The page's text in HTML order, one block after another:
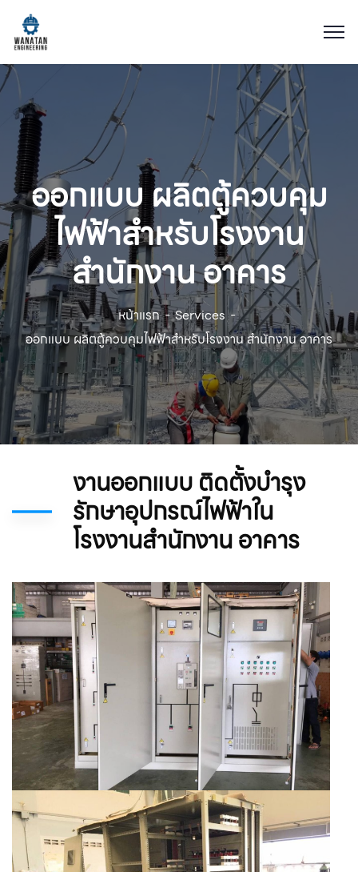
ออกแบบ ผลิตตู้ควบคุม
ไฟฟ้าสำหรับโรงงาน
สำนักงาน อาคาร
หน้าแรก
Services
ออกแบบ ผลิตตู้ควบคุมไฟฟ้าสำหรับโรงงาน สำนักงาน อาคาร
งานออกแบบ ติดตั้งบำรุง
รักษาอุปกรณ์ไฟฟ้าใน
โรงงานสำนักงาน อาคาร